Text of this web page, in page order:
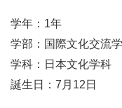
学年：1年
学部：国際文化交流
学科：日本文化学科
誕生日：7月12日